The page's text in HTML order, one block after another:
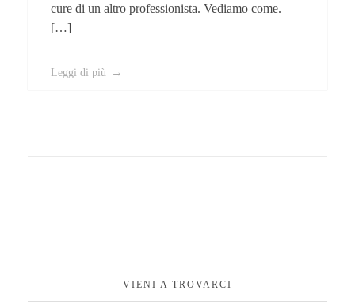
cure di un altro professionista. Vediamo come.
[…]
Leggi di più
VIENI A TROVARCI